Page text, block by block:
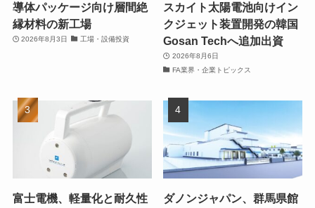
導体パッケージ向け層間絶
縁材料の新工場
2026年8月3日 工場・設備投資
スカイト太陽電池向けイン
クジェット装置開発の韓国
Gosan Techへ追加出資
2026年8月6日
FA業界・企業トピックス
富士電機、軽量化と耐久性
ダノンジャパン、群馬県館